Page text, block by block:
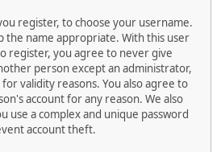
register, to choose your username.
the name appropriate. With this user
register, you agree to never give
person except an administrator,
validity reasons. You also agree to
account for any reason. We also
use a complex and unique password
account theft.